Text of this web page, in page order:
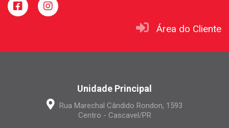
Área do Cliente
Unidade Principal
Rua Marechal Cândido Rondon, 1593
Centro - Cascavel/PR